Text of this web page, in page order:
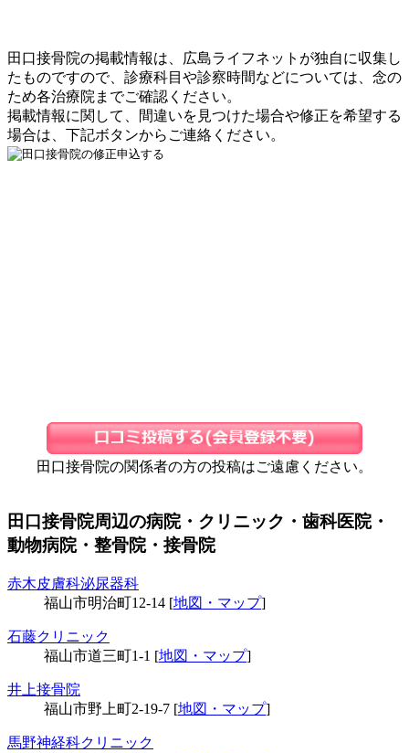
田口接骨院の掲載情報は、広島ライフネットが独自に収集し
たものですので、診療科目や診察時間などについては、念の
ため各治療院までご確認ください。
掲載情報に関して、間違いを見つけた場合や修正を希望する
場合は、下記ボタンからご連絡ください。
田口接骨院の関係者の方の投稿はご遠慮ください。
田口接骨院周辺の病院・クリニック・歯科医院・
動物病院・整骨院・接骨院
赤木皮膚科泌尿器科
福山市明治町12-14 [地図・マップ]
石藤クリニック
福山市道三町1-1 [地図・マップ]
井上接骨院
福山市野上町2-19-7 [地図・マップ]
馬野神経科クリニック